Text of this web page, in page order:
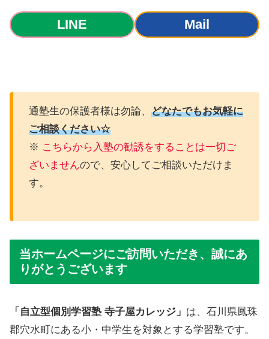
LINE Mail
通塾生の保護者様は勿論、 どなたでもお気軽に
ご相談ください☆
※ こちらから入塾の勧誘をすることは一切ご
ざいませんので、安心してご相談いただけま
す。
当ホームページにご訪問いただき、誠にあ
りがとうございます
「自立型個別学習塾 寺子屋カレッジ」 は、石川県鳳珠
郡穴水町にある小・中学生を対象とする学習塾です。